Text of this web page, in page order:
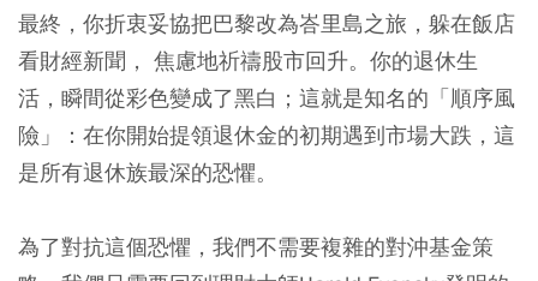
最終，你折衷妥協把巴黎改為峇里島之旅，躲在飯店
看財經新聞， 焦慮地祈禱股市回升。你的退休生
活，瞬間從彩色變成了黑白；這就是知名的「順序風
險」：在你開始提領退休金的初期遇到市場大跌，這
是所有退休族最深的恐懼。
為了對抗這個恐懼，我們不需要複雜的對沖基金策